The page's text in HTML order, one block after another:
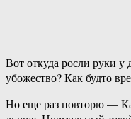
Вот откуда росли руки у
убожество? Как будто
Но еще раз повторю —